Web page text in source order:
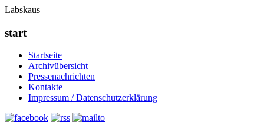
Labskaus
start
Startseite
Archivübersicht
Pressenachrichten
Kontakte
Impressum / Datenschutzerklärung